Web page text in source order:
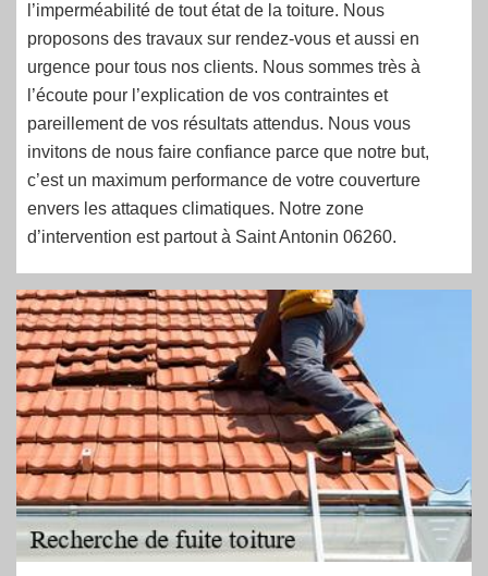
l’imperméabilité de tout état de la toiture. Nous
proposons des travaux sur rendez-vous et aussi en
urgence pour tous nos clients. Nous sommes très à
l’écoute pour l’explication de vos contraintes et
pareillement de vos résultats attendus. Nous vous
invitons de nous faire confiance parce que notre but,
c’est un maximum performance de votre couverture
envers les attaques climatiques. Notre zone
d’intervention est partout à Saint Antonin 06260.